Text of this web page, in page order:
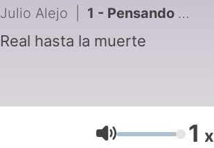
Julio Alejo 1 - Pensando en ti bb
Real hasta la muerte
Volumen 1 x